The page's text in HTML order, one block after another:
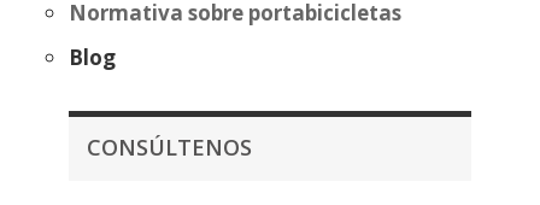
Normativa sobre portabicicletas
Blog
CONSÚLTENOS